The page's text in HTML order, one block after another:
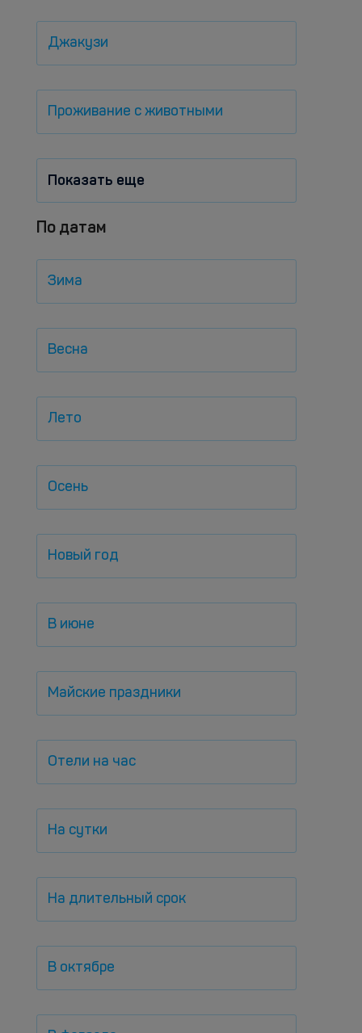
Джакузи
Проживание с животными
Показать еще
По датам
Зима
Весна
Лето
Осень
Новый год
В июне
Майские праздники
Отели на час
На сутки
На длительный срок
В октябре